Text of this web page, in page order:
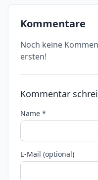
Kommentare
Noch keine
ersten!
Kommentar
Name *
E-Mail (optional)